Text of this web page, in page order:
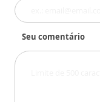
Seu comentário